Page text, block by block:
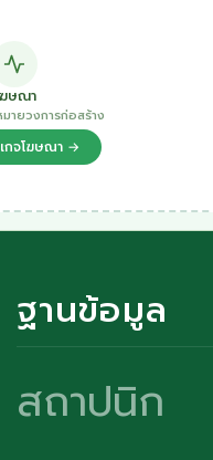
ษณา
มายวงการก่อสร้าง
กจโฆษณา →
ฐานข้อมูล
สถาปนิก